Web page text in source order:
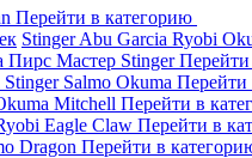
Перейти в категорию
StingerAbu Garcia Ryobi
Пирс Мастер Stinger
Stinger Salmo Okuma Перейти
Mitchell Перейти в
Eagle Claw Перейти в
Dragon Перейти в